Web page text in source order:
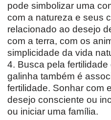
pode simbolizar uma
com a natureza e seus
relacionado ao desejo
com a terra, com os
simplicidade da vida
4. Busca pela
galinha também é
fertilidade. Sonhar com
desejo consciente ou
ou iniciar uma família.